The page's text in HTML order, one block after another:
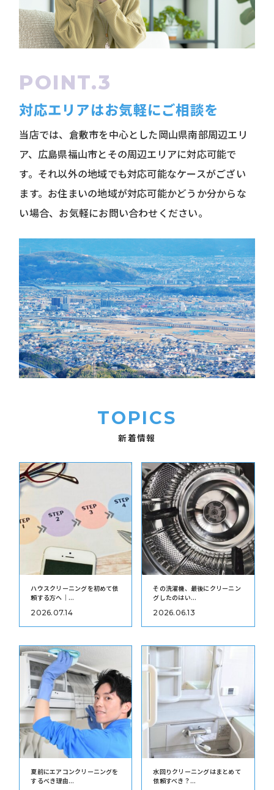
対応エリアはお気軽にご相談を
当店では、倉敷市を中心とした岡山県南部周辺エリ
ア、広島県福山市とその周辺エリアに対応可能で
す。それ以外の地域でも対応可能なケースがござい
ます。お住まいの地域が対応可能かどうか分からな
い場合、お気軽にお問い合わせください。
TOPICS
新着情報
ハウスクリーニングを初めて依
頼する方へ｜...
2026.07.14
その洗濯機、最後にクリーニン
グしたのはい...
2026.06.13
夏前にエアコンクリーニングを
するべき理由...
水回りクリーニングはまとめて
依頼すべき？...